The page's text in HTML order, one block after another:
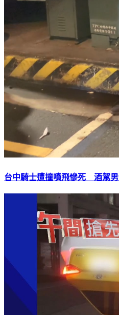
台中騎士遭撞噴飛慘死 酒駕男